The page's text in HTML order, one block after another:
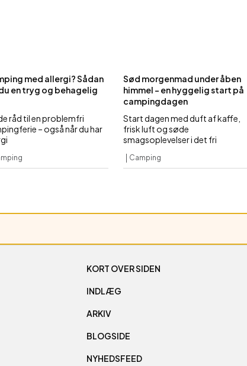
med allergi? Sådan
en tryg og behagelig
råd til en problemfri
– også når du har
Sød morgenmad under åben
himmel – en hyggelig start på
campingdagen
Start dagen med duft af kaffe,
frisk luft og søde
smagsoplevelser i det fri
Camping
KORT OVER SIDEN
INDLÆG
ARKIV
BLOGSIDE
NYHEDSFEED